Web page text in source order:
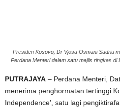
Presiden Kosovo, Dr Vjosa Osmani Sadriu
Perdana Menteri dalam satu majlis ringkas
PUTRAJAYA – Perdana Menteri,
menerima penghormatan tertinggi
Independence’, satu lagi